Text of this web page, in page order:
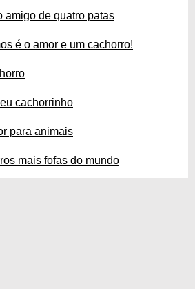
amigo de quatro patas
é o amor e um cachorro!
cachorrinho
para animais
mais fofas do mundo